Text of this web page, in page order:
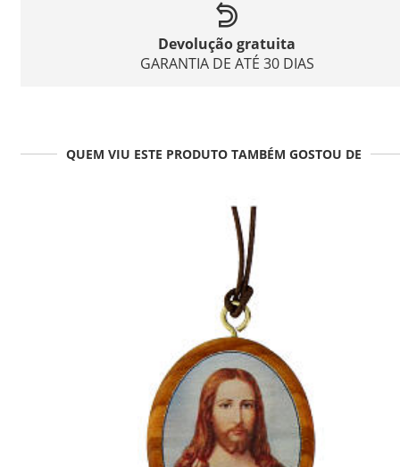
Devolução gratuita
GARANTIA DE ATÉ 30 DIAS
QUEM VIU ESTE PRODUTO TAMBÉM GOSTOU DE